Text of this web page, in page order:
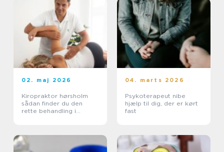
02. maj 2026
Kiropraktor hørsholm
sådan finder du den
rette behandling i
04. marts 2026
Psykoterapeut nibe
hjælp til dig, der er kørt
fast